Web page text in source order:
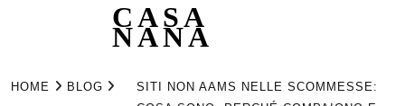
CASA
NANA
HOME BLOG
SITI NON AAMS NELLE SCOMMESSE: